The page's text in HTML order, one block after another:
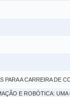
A CARREIRA DE
E ROBÓTICA: UMA